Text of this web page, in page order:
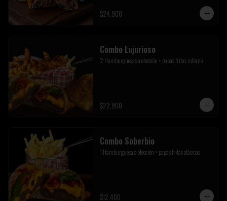
$24.900
Combo Lujurioso
2 Hamburguesas a elección + papas fritas inferno
$22.900
Combo Soberbio
1 Hamburguesa a elección + papas fritas clásicas
$12.400